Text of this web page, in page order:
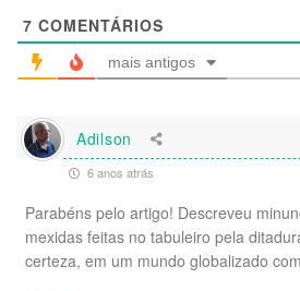
7 COMENTÁRIOS
mais antigos
Adilson
6 anos atrás
Parabéns pelo artigo! Descreveu
mexidas feitas no tabuleiro pela
certeza, em um mundo globalizado